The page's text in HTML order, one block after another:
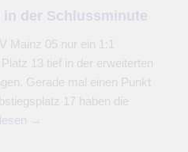
der Schlussminute
Mainz 05 nur ein 1:1
13 tief in der erweiterten
Gerade mal einen Punkt
17 haben die
→